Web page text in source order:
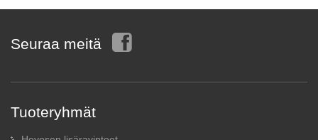
Seuraa meitä
Tuoteryhmät